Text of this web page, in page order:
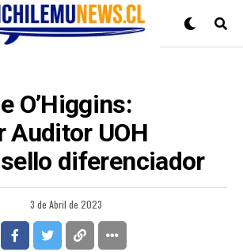
O’Higgins:
Auditor UOH
diferenciador
3 de Abril de 2023